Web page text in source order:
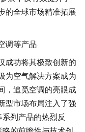
的全球市场精准拓展
调等产品
成功将其极致创新的
为空气解决方案成为
，追觅空调的亮眼成
型市场布局注入了强
列产品的热烈反